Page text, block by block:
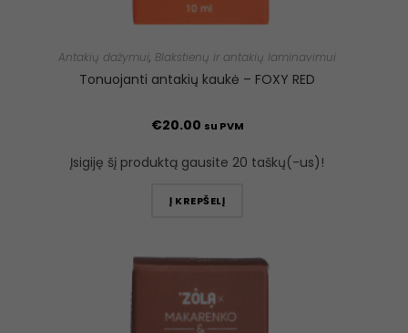
Antakių dažymui, Blakstienų ir antakių laminavimui
Tonuojanti antakių kaukė – FOXY RED
€20.00 su PVM
Įsigiję šį produktą gausite 20 taškų(-us)!
Į KREPŠELĮ